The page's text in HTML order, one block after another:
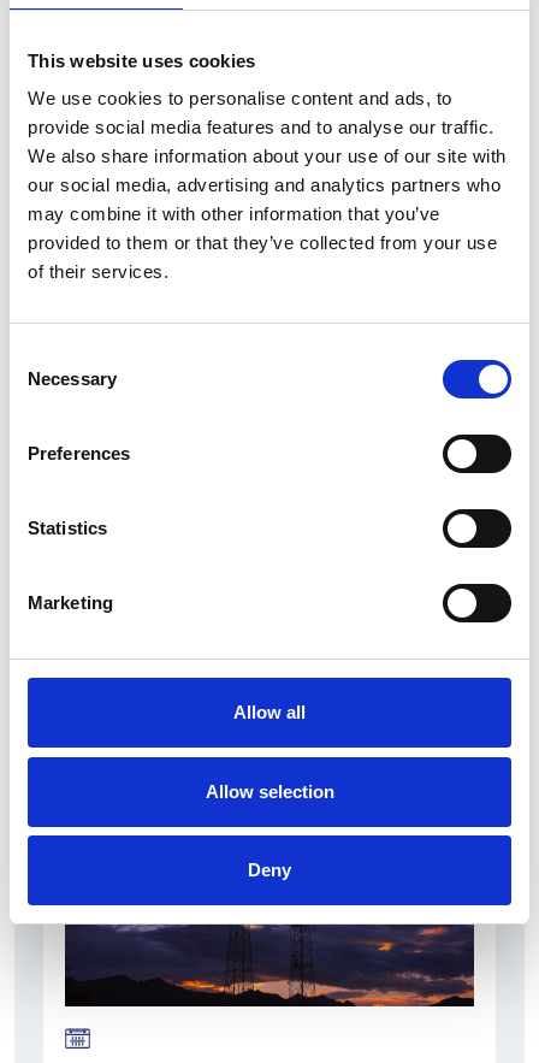
This website uses cookies
We use cookies to personalise content and ads, to
provide social media features and to analyse our traffic.
We also share information about your use of our site with
our social media, advertising and analytics partners who
may combine it with other information that you’ve
provided to them or that they’ve collected from your use
of their services.
Selection
Necessary
Preferences
Statistics
Marketing
Allow all
Allow selection
Deny
6 Agosto 2026
L’interscambio Italia – Repubblica ha superato
Interviste
Overview Economica
Repubblica Ceca
Accelera la ripresa dell’industria nel corso del
primo semestre
Overview Economica